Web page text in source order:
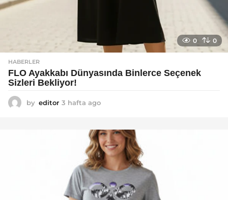
0 0
HABERLER
FLO Ayakkabı Dünyasında Binlerce Seçenek
Sizleri Bekliyor!
by editor 3 hafta ago
a
g
o